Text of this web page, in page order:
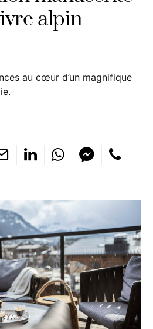
alpin
au cœur d’un magnifique